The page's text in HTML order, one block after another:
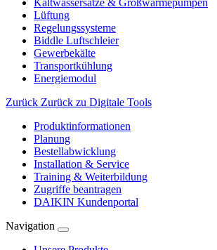
Kaltwassersätze & Großwärmepumpen
Lüftung
Regelungssysteme
Biddle Luftschleier
Gewerbekälte
Transportkühlung
Energiemodul
Zurück Zurück zu Digitale Tools
Produktinformationen
Planung
Bestellabwicklung
Installation & Service
Training & Weiterbildung
Zugriffe beantragen
DAIKIN Kundenportal
Navigation